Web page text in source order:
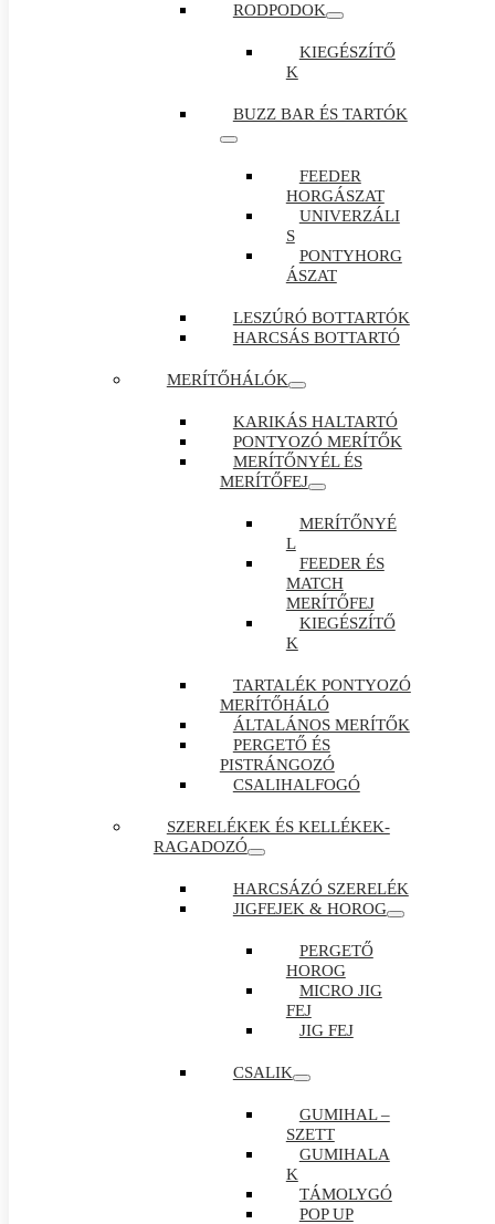
RODPODOK
KIEGÉSZÍTŐ
K
BUZZ BAR ÉS TARTÓK
FEEDER
HORGÁSZAT
UNIVERZÁLI
S
PONTYHORG
ÁSZAT
LESZÚRÓ BOTTARTÓK
HARCSÁS BOTTARTÓ
MERÍTŐHÁLÓK
KARIKÁS HALTARTÓ
PONTYOZÓ MERÍTŐK
MERÍTŐNYÉL ÉS
MERÍTŐFEJ
MERÍTŐNYÉ
L
FEEDER ÉS
MATCH
MERÍTŐFEJ
KIEGÉSZÍTŐ
K
TARTALÉK PONTYOZÓ
MERÍTŐHÁLÓ
ÁLTALÁNOS MERÍTŐK
PERGETŐ ÉS
PISTRÁNGOZÓ
CSALIHALFOGÓ
SZERELÉKEK ÉS KELLÉKEK-
RAGADOZÓ
HARCSÁZÓ SZERELÉK
JIGFEJEK & HOROG
PERGETŐ
HOROG
MICRO JIG
FEJ
JIG FEJ
CSALIK
GUMIHAL –
SZETT
GUMIHALA
K
TÁMOLYGÓ
POP UP